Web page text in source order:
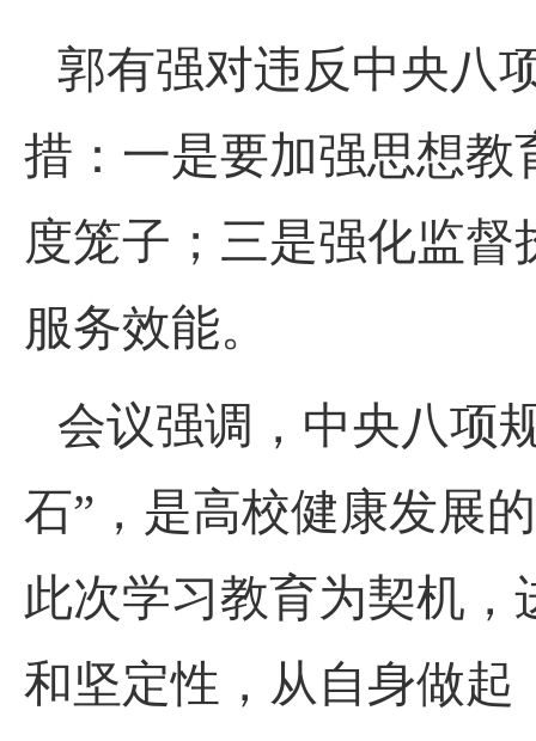
郭有强对违反中央八
措：一是要加强思想
度笼子；三是强化监
服务效能。
会议强调，中央八项
石”，是高校健康发展
此次学习教育为契机
和坚定性，从自身做